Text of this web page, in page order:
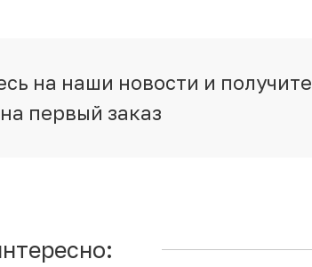
на наши новости и получите
первый заказ